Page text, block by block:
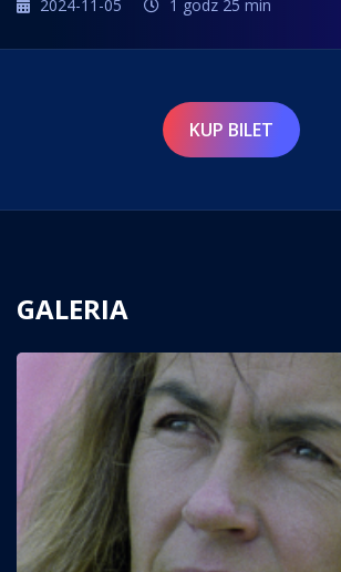
2024-11-05 1 godz 25 min
KUP BILET
GALERIA